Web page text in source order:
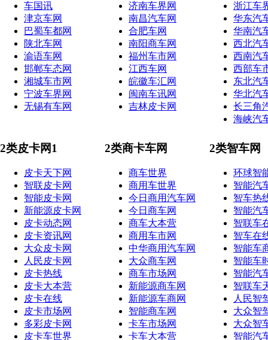
车国讯
津京车网
巴蜀车都网
陕北车网
渝语车网
邯郸车态网
湘城车市网
宁波车界网
无锡有车网
济南车界网
南昌汽车网
合肥车网
南阳商车网
福州车市网
江西车网
皖徽车汇网
闽南车讯网
吉林皮卡网
浙江车
华东汽
华南汽
西北汽
西南汽
西部车
东北汽
华北汽
长三角
海峡汽
2类皮卡网1
皮卡天下网
智联皮卡网
智能皮卡网
新能源皮卡网
皮卡动态网
皮卡资讯网
大众皮卡网
人民皮卡网
皮卡热线
皮卡大本营
皮卡在线
皮卡市场网
多彩皮卡网
皮卡车世界
2类商卡车网
商车世界
商用车世界
今日商用汽车网
今日商车网
商车大本营
商用车市网
中华商用汽车网
大众商车网
商车市场网
新能源商车网
新能源车商网
智能商车网
卡车市场网
卡车大本营
2类智车网
环球智
智能汽
智车热
智能汽
智联车
智车在
智能车
智能车
智能汽
智联车
人民智
大众智
大众智
智能汽